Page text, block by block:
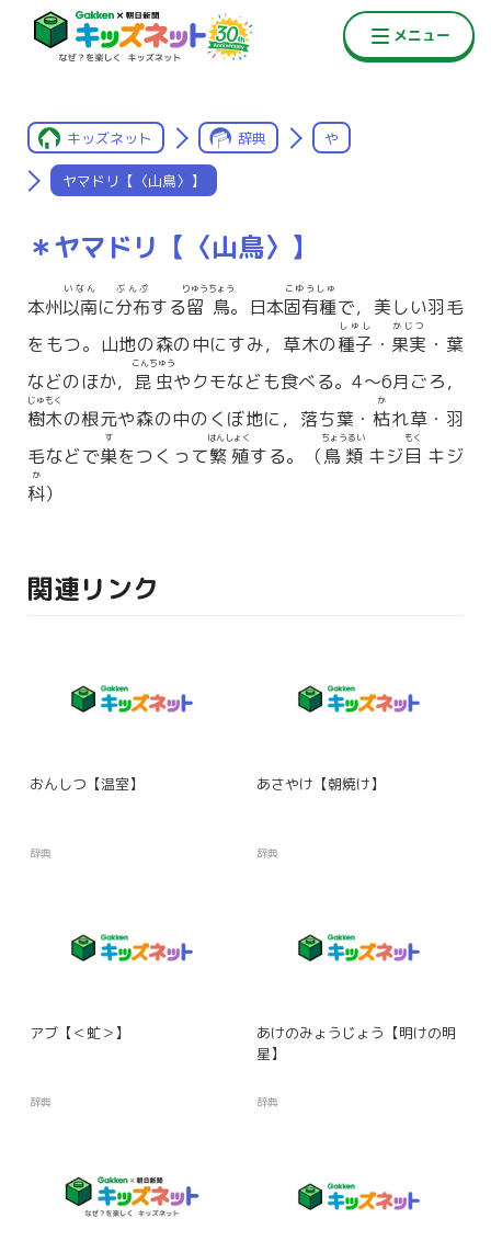
キッズネット 辞典 や
ヤマドリ【〈山鳥〉】
＊ヤマドリ【〈山鳥〉】
本州以南
いなん
に分布
ぶんぷ
する留鳥
りゅうちょう
。日本固有種
こゆうしゅ
で，美しい羽毛
をもつ。山地の森の中にすみ，草木の種子
しゅし
・ 果実
かじつ
・葉
などのほか， 昆虫
こんちゅう
やクモなども食べる。4〜6月ごろ，
樹木
じゅもく
の根元や森の中のくぼ地に，落ち葉・ 枯
か
れ草・羽
毛などで巣
す
をつくって繁殖
はんしょく
する。（鳥類
ちょうるい
キジ目
もく
キジ
科
か
）
関連リンク
おんしつ【温室】
辞典
あさやけ【朝焼け】
辞典
アブ【＜虻＞】
辞典
あけのみょうじょう【明けの明
星】
辞典